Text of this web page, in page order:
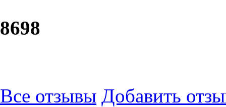
8698
Все отзывы Добавить